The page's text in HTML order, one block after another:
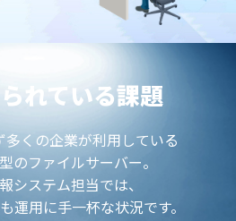
れている課題
くの企業が利用している
のファイルサーバー。
システム担当では、
運用に手一杯な状況です。